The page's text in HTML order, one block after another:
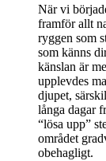
När vi
framför allt
ryggen som
som känns
känslan är
upplevdes
djupet,
långa dagar
“lösa upp”
området
obehagligt.